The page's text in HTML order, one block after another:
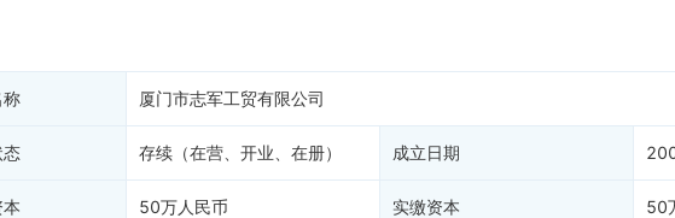
信用评价
进出口信用
债券信息
地块公示
称 厦门市志军工贸有限公司
态 存续（在营、开业、在册） 成立日期
50万人民币 实缴资本 50